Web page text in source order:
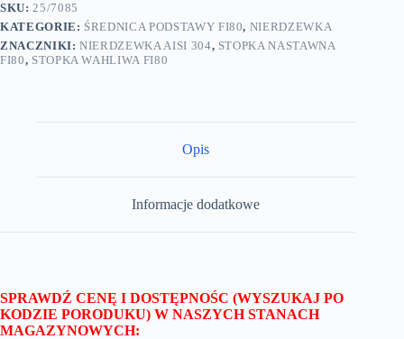
M14
nierdzewny
-
7085
SKU:25/7085
KATEGORIE: ŚREDNICA PODSTAWY FI80, NIERDZEWKA
ZNACZNIKI:NIERDZEWKA AISI 304, STOPKA NASTAWNA
FI80, STOPKA WAHLIWA FI80
Opis
Informacje dodatkowe
SPRAWDŹ CENĘ I DOSTĘPNOŚC (WYSZUKAJ PO
KODZIE PORODUKU) W NASZYCH STANACH
MAGAZYNOWYCH: